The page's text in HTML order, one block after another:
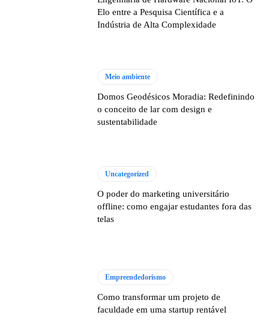
Elo entre a Pesquisa Científica e a
Indústria de Alta Complexidade
Meio ambiente
Domos Geodésicos Moradia: Redefinindo
o conceito de lar com design e
sustentabilidade
Uncategorized
O poder do marketing universitário
offline: como engajar estudantes fora das
telas
Empreendedorismo
Como transformar um projeto de
faculdade em uma startup rentável